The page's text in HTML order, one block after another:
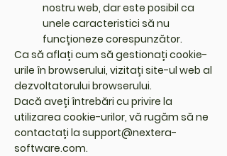
nostru web, dar este posibil ca
unele caracteristici să nu
funcționeze corespunzător.
Ca să aflați cum să gestionați cookie-
urile în browserului, vizitați site-ul web al
dezvoltatorului browserului.
Dacă aveți întrebări cu privire la
utilizarea cookie-urilor, vă rugăm să ne
contactați la support@nextera-
software.com.